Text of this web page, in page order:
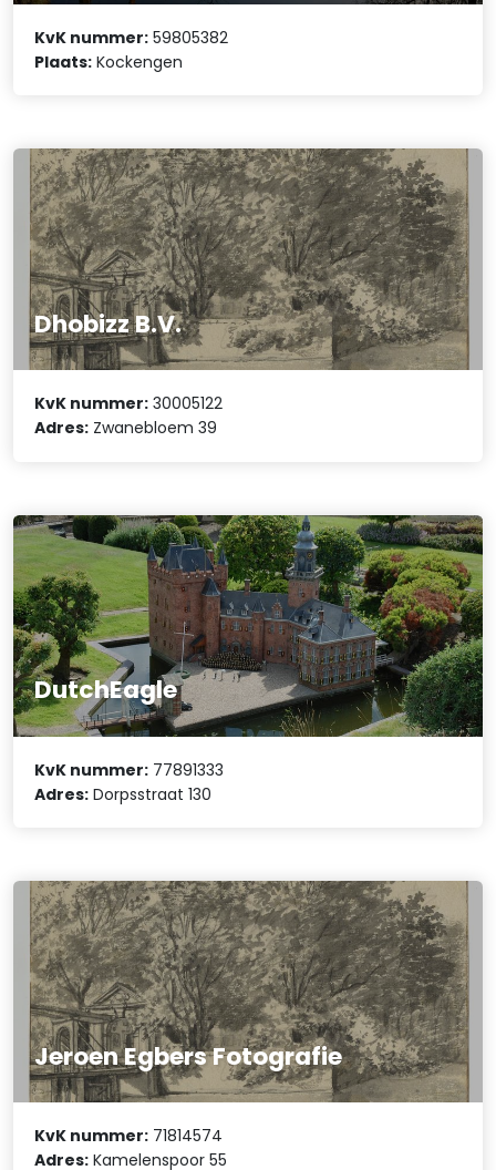
KvK nummer: 59805382
Plaats: Kockengen
Dhobizz B.V.
KvK nummer: 30005122
Adres: Zwanebloem 39
DutchEagle
KvK nummer: 77891333
Adres: Dorpsstraat 130
Jeroen Egbers Fotografie
KvK nummer: 71814574
Adres: Kamelenspoor 55